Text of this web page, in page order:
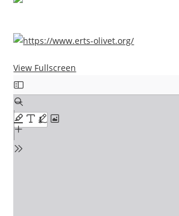
View Fullscreen